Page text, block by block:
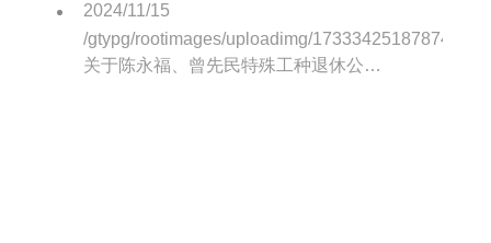
2024/11/15
/gtypg/rootimages/uploadimg/1733342518787425/
关于陈永福、曾先民特殊工种退休公